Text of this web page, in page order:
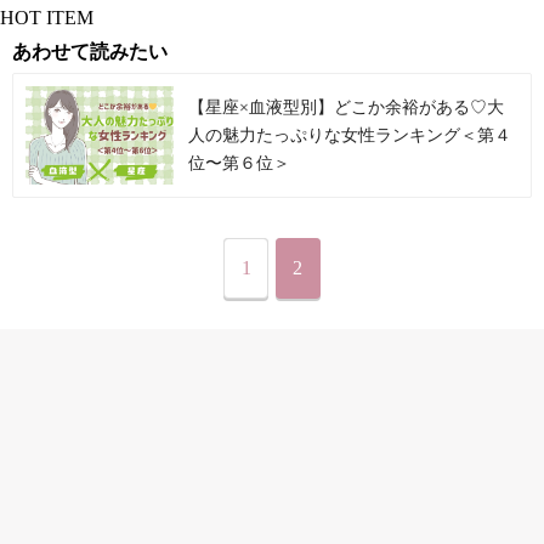
HOT ITEM
あわせて読みたい
【星座×血液型別】どこか余裕がある♡大
人の魅力たっぷりな女性ランキング＜第４
位〜第６位＞
1 2